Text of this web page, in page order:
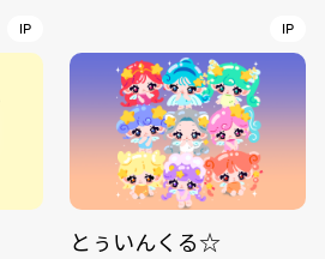
IP IP
とぅいんくる☆